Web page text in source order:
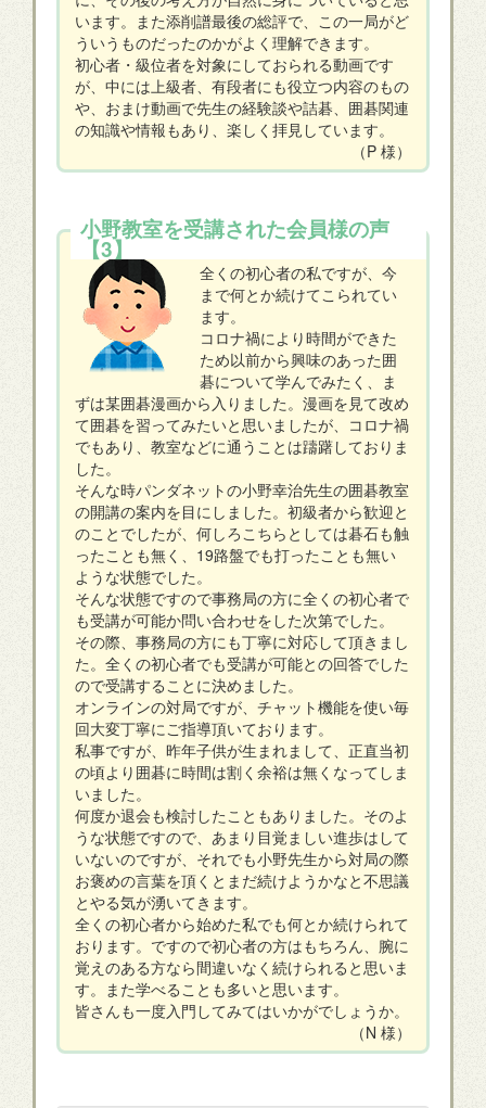
います。また添削譜最後の総評で、この一局がど
ういうものだったのかがよく理解できます。
初心者・級位者を対象にしておられる動画です
が、中には上級者、有段者にも役立つ内容のもの
や、おまけ動画で先生の経験談や詰碁、囲碁関連
の知識や情報もあり、楽しく拝見しています。
（P 様）
小野教室を受講された会員様の声
【3】
全くの初心者の私ですが、今
まで何とか続けてこられてい
ます。
コロナ禍により時間ができた
ため以前から興味のあった囲
碁について学んでみたく、ま
ずは某囲碁漫画から入りました。漫画を見て改め
て囲碁を習ってみたいと思いましたが、コロナ禍
でもあり、教室などに通うことは躊躇しておりま
した。
そんな時パンダネットの小野幸治先生の囲碁教室
の開講の案内を目にしました。初級者から歓迎と
のことでしたが、何しろこちらとしては碁石も触
ったことも無く、19路盤でも打ったことも無い
ような状態でした。
そんな状態ですので事務局の方に全くの初心者で
も受講が可能か問い合わせをした次第でした。
その際、事務局の方にも丁寧に対応して頂きまし
た。全くの初心者でも受講が可能との回答でした
ので受講することに決めました。
オンラインの対局ですが、チャット機能を使い毎
回大変丁寧にご指導頂いております。
私事ですが、昨年子供が生まれまして、正直当初
の頃より囲碁に時間は割く余裕は無くなってしま
いました。
何度か退会も検討したこともありました。そのよ
うな状態ですので、あまり目覚ましい進歩はして
いないのですが、それでも小野先生から対局の際
お褒めの言葉を頂くとまだ続けようかなと不思議
とやる気が湧いてきます。
全くの初心者から始めた私でも何とか続けられて
おります。ですので初心者の方はもちろん、腕に
覚えのある方なら間違いなく続けられると思いま
す。また学べることも多いと思います。
皆さんも一度入門してみてはいかがでしょうか。
（N 様）